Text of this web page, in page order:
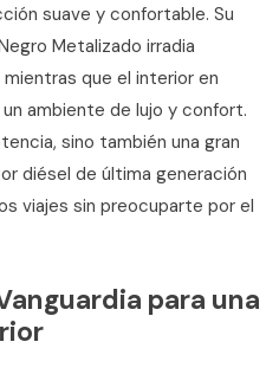
suave y confortable. Su
Metalizado irradia
que el interior en
ambiente de lujo y confort.
sino también una gran
diésel de última generación
viajes sin preocuparte por el
para una